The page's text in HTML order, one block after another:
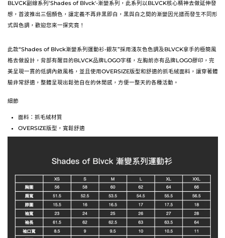
BLVCK副線系列‘Shades of Blvck'-漸變系列，此系列以BLVCK核心精神去做延伸發
想，首波推出三個顏色，讓定義不再非黑即白，黑與白之間的漸變因光譜而發生不同形
式與色調，歡迎您來一探究竟！
此款“Shades of Blvck漸變系列運動衫-銀灰”採用淺灰色色調及BLVCK拿手的極簡風
格去做設計，背部有醒目的BLVCK品牌LOGO字樣，左胸前亦有品牌LOGO膠印，完
美呈現一貫的低調內斂風格，並且使用OVERSIZE版型和舒適的抓毛絨面料，讓穿著體
驗非常舒適，整體呈現出鬆弛自在的休閒感，方便一整天的各種活動。
細節
面料：抓毛絨材質
OVERSIZE版型，寬鬆舒適